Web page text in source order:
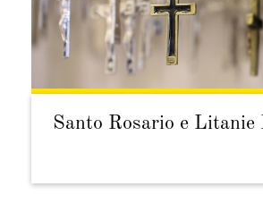
Santo Rosario e Litanie